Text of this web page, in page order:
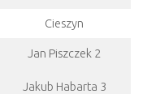
Cieszyn
Jan Piszczek 2
Jakub Habarta 3